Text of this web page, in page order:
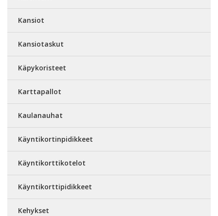
Kansiot
Kansiotaskut
Käpykoristeet
Karttapallot
Kaulanauhat
Käyntikortinpidikkeet
Käyntikorttikotelot
Käyntikorttipidikkeet
Kehykset